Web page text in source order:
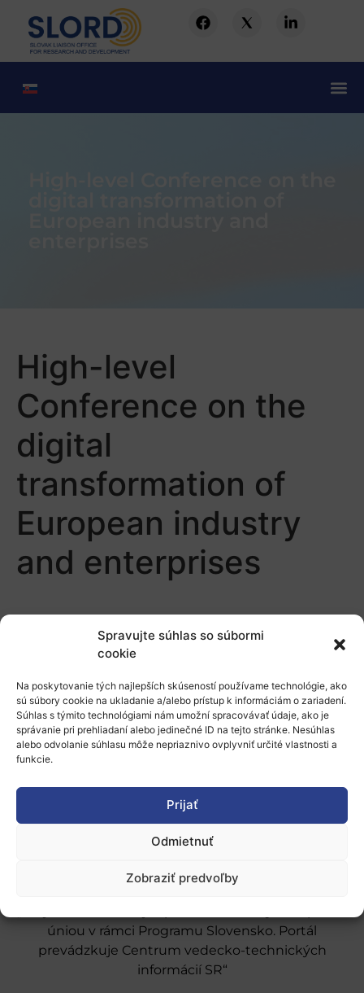
Spravujte súhlas so súbormi
cookie
Na poskytovanie tých najlepších skúseností používame technológie, ako
sú súbory cookie na ukladanie a/alebo prístup k informáciám o zariadení.
Súhlas s týmito technológiami nám umožní spracovávať údaje, ako je
správanie pri prehliadaní alebo jedinečné ID na tejto stránke. Nesúhlas
alebo odvolanie súhlasu môže nepriaznivo ovplyvniť určité vlastnosti a
funkcie.
Prijať
Odmietnuť
Zobraziť predvoľby
High-level
Conference on the
digital
transformation of
European industry
and enterprises
O nás
Naše služby
Novinky
úniou v rámci Programu Slovensko. Portál
prevádzkuje Centrum vedecko-technických
informácií SR“